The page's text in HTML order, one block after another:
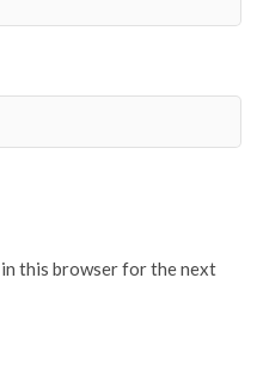
in this browser for the next